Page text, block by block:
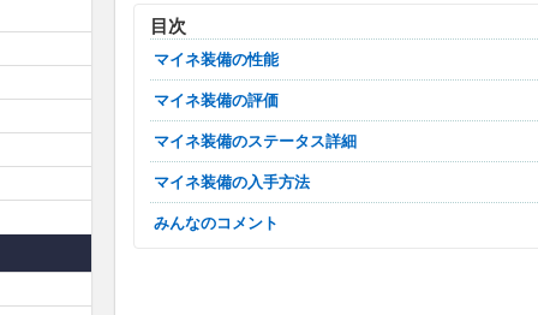
目次
マイネ装備の性能
マイネ装備の評価
マイネ装備のステータス詳細
マイネ装備の入手方法
みんなのコメント